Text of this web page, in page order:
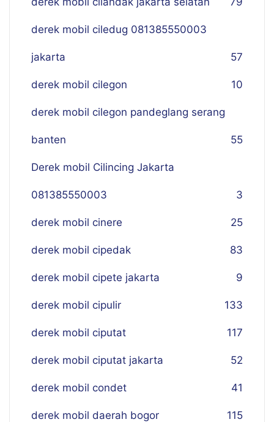
derek mobil ciledug 081385550003
jakarta 57
derek mobil cilegon 10
derek mobil cilegon pandeglang serang
banten 55
Derek mobil Cilincing Jakarta
081385550003 3
derek mobil cinere 25
derek mobil cipedak 83
derek mobil cipete jakarta 9
derek mobil cipulir 133
derek mobil ciputat 117
derek mobil ciputat jakarta 52
derek mobil condet 41
derek mobil daerah bogor 115